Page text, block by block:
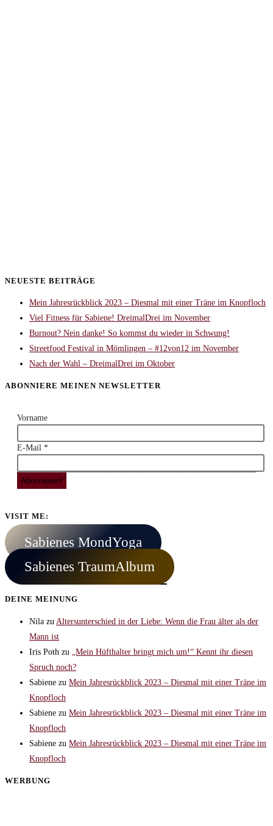
NEUESTE BEITRÄGE
Mein Jahresrückblick 2023 – Diesmal mit einer Träne im Knopfloch
Viel Fitness für Sabiene! DreimalDrei im November
Burnout? Nein danke! So kommst du wieder in Schwung!
Streetfood Festival in Mömlingen – #12von12 im November
Nach der Wahl – DreimalDrei im Oktober
ABONNIERE MEINEN NEWSLETTER
Vorname
E-Mail *
VISIT ME:
Sabienes MondYoga
Sabienes TraumAlbum
DEINE MEINUNG
Nila zu Altersunterschied in der Liebe: Wenn die Frau älter als der
Mann ist
Iris Poth zu
„Mein Hüfthalter bringt mich um!“ Kennt ihr diesen
Spruch noch?
Sabiene zu Mein Jahresrückblick 2023 – Diesmal mit einer Träne im
Knopfloch
Sabiene zu Mein Jahresrückblick 2023 – Diesmal mit einer Träne im
Knopfloch
Sabiene zu Mein Jahresrückblick 2023 – Diesmal mit einer Träne im
Knopfloch
WERBUNG